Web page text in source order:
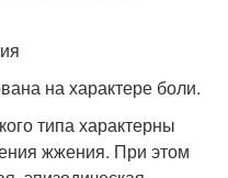
на характере боли.
типа характерны
жжения. При этом